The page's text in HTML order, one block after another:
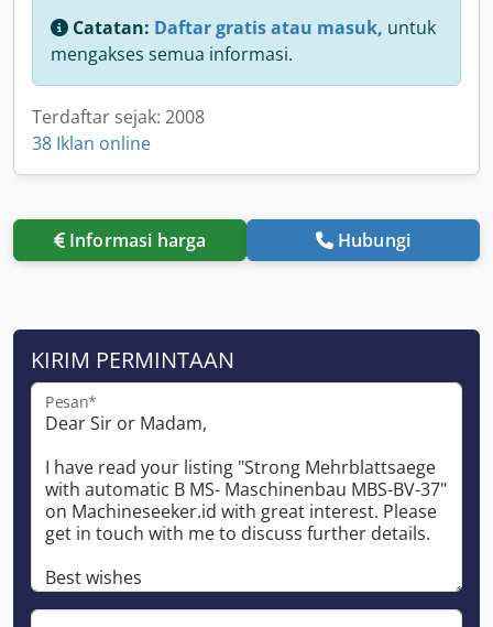
Catatan: Daftar gratis atau masuk, untuk
mengakses semua informasi.
Terdaftar sejak: 2008
38 Iklan online
Informasi harga Hubungi
KIRIM PERMINTAAN
Pesan*